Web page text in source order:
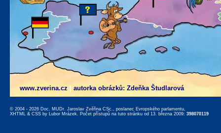
www.zverina.cz autorka obrázků: Zdeňka Študlarová
© 2004 - 2026 Doc. MUDr. Jaroslav Zvěřina CSc., poslanec Evropského parlamentu,
XHTML & CSS by Lubor Mrázek. Počet přístupů na tuto stránku od 13. března 2009: 398070119